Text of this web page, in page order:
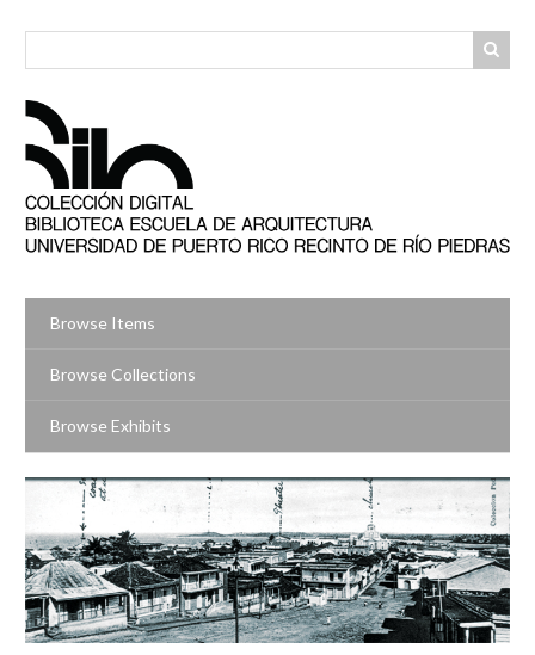
Browse Items
Browse Collections
Browse Exhibits